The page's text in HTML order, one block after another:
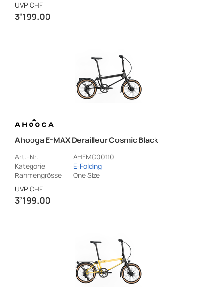
UVP CHF
3’199.00
Ahooga E-MAX Derailleur Cosmic Black
Art.-Nr.
AHFMC00110
Kategorie
E-Folding
Rahmengrösse
One Size
UVP CHF
3’199.00